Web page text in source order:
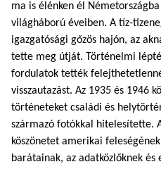
ma is élénken él
világháború éveiben. A tíz-
igazgatósági gőzös hajón, az
tette meg útját. Történelmi
fordulatok tették
visszautazást. Az 1935 és 1946
történeteket családi és
származó fotókkal hitelesítette.
köszönetet amerikai
barátainak, az adatközlőknek és